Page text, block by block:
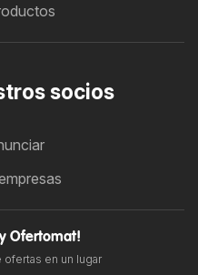
socios
Ofertomat!
en un lugar